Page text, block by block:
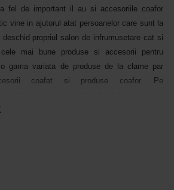
fel de important il au si accesoriile coafor
vine in ajutorul atat persoanelor care sunt la
propriul salon de infrumusetare cat si
cele mai bune produse si accesorii pentru
gama variata de produse de la clame par
coafat si produse coafor. Pe